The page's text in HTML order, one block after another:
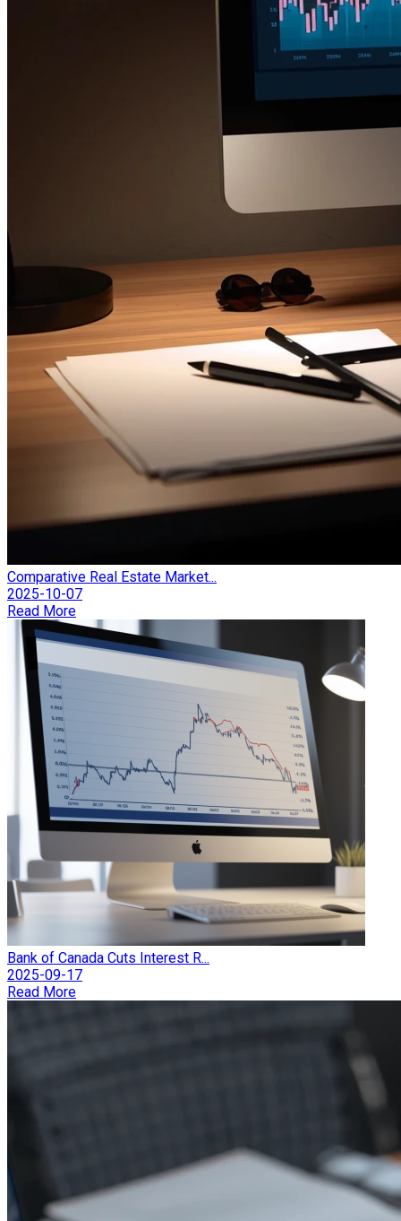
Comparative Real Estate Market...
2025-10-07
Read More
Bank of Canada Cuts Interest R...
2025-09-17
Read More